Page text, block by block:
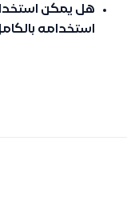
هل يمكن
استخدامه